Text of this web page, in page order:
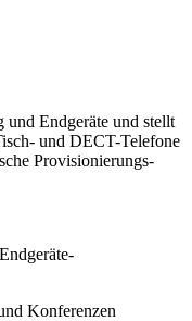
Endgeräte und stellt
und DECT-Telefone
Provisionierungs-
Konferenzen